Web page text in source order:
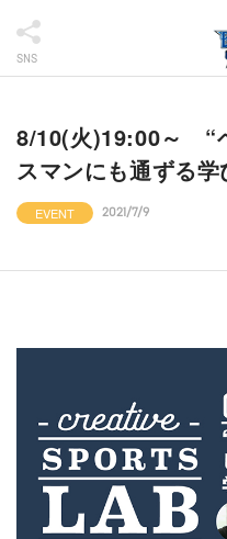
SNS
8/10(火)19:00～ “
スマンにも通ずる
EVENT 2021/7/9